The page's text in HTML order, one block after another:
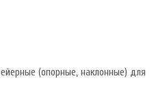
(опорные, наклонные) для